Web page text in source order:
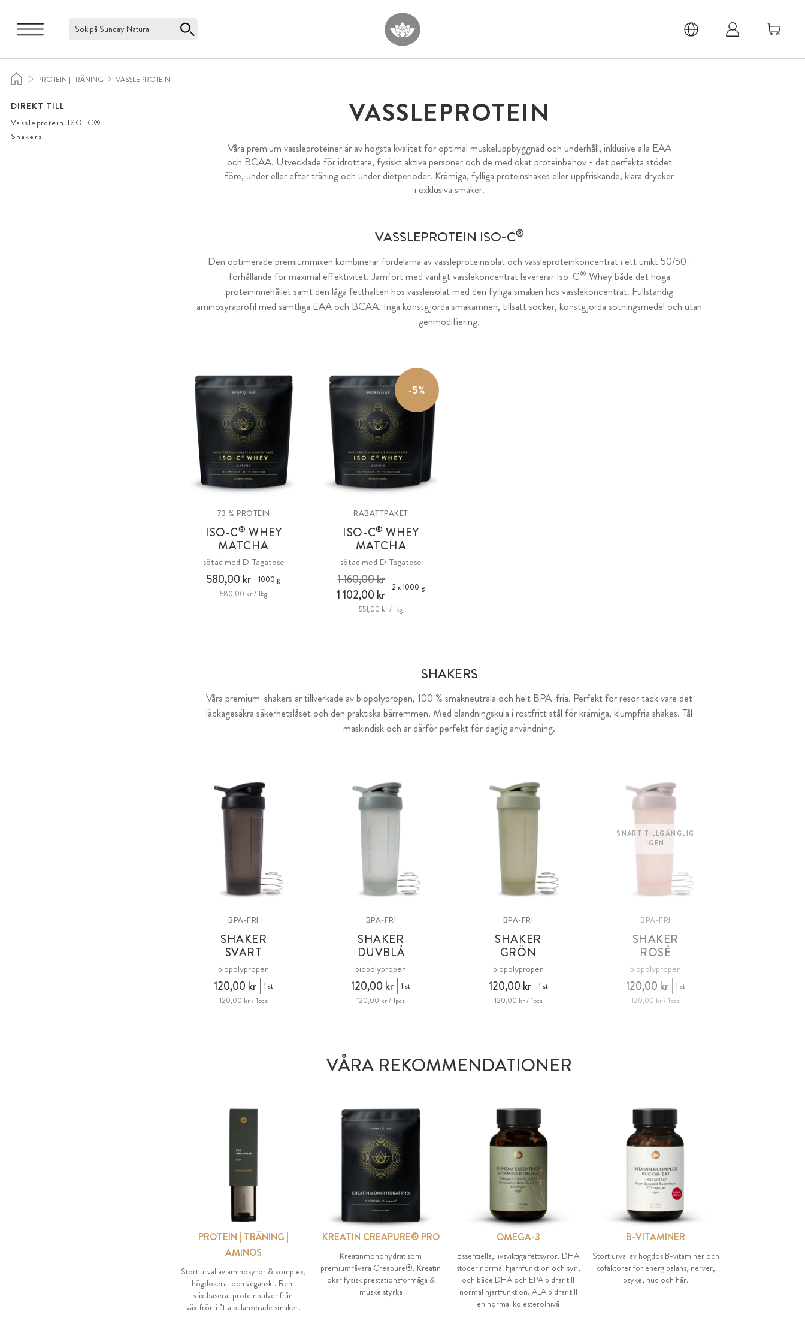
Sök på Sunday Natural
PROTEIN | TRÄNING VASSLEPROTEIN
VASSLEPROTEIN
Våra premium vassleproteiner är av högsta kvalitet för optimal muskeluppbyggnad och underhåll, inklusive alla EAA
och BCAA. Utvecklade för idrottare, fysiskt aktiva personer och de med ökat proteinbehov - det perfekta stödet
före, under eller efter träning och under dietperioder. Krämiga, fylliga proteinshakes eller uppfriskande, klara drycker
i exklusiva smaker.
VASSLEPROTEIN ISO-C®
Den optimerade premiummixen kombinerar fördelarna av vassleproteinisolat och vassleproteinkoncentrat i ett unikt 50/50-
förhållande för maximal effektivitet. Jämfört med vanligt vasslekoncentrat levererar Iso-C® Whey både det höga
proteininnehållet samt den låga fetthalten hos vassleisolat med den fylliga smaken hos vasslekoncentrat. Fullständig
aminosyraprofil med samtliga EAA och BCAA. Inga konstgjorda smakämnen, tillsatt socker, konstgjorda sötningsmedel och utan
genmodifiering.
73 % PROTEIN
ISO-C® WHEY
MATCHA
sötad med D-Tagatose
580,00 kr
1000 g
580,00 kr / 1kg
-5%
RABATTPAKET
ISO-C® WHEY
MATCHA
sötad med D-Tagatose
1 102,00 kr
1 160,00 kr 2 x 1000 g
551,00 kr / 1kg
SHAKERS
Våra premium-shakers är tillverkade av biopolypropen, 100 % smakneutrala och helt BPA-fria. Perfekt för resor tack vare det
läckagesäkra säkerhetslåset och den praktiska bärremmen. Med blandningskula i rostfritt stål för krämiga, klumpfria shakes. Tål
maskindisk och är därför perfekt för daglig användning.
BPA-FRI
SHAKER
SVART
biopolypropen
120,00 kr
1 st
120,00 kr / 1pcs
BPA-FRI
SHAKER
DUVBLÅ
biopolypropen
120,00 kr
1 st
120,00 kr / 1pcs
BPA-FRI
SHAKER
GRÖN
biopolypropen
120,00 kr
1 st
120,00 kr / 1pcs
SNART TILLGÄNGLIG
IGEN
BPA-FRI
SHAKER
ROSÉ
biopolypropen
120,00 kr
1 st
120,00 kr / 1pcs
VÅRA REKOMMENDATIONER
PROTEIN | TRÄNING |
AMINOS
Stort urval av aminosyror & komplex,
högdoserat och veganskt. Rent
växtbaserat proteinpulver från
växtfrön i åtta balanserade smaker.
KREATIN CREAPURE® PRO
Kreatinmonohydrat som
premiumråvara Creapure®. Kreatin
ökar fysisk prestationsförmåga &
muskelstyrka
OMEGA-3
Essentiella, livsviktiga fettsyror. DHA
stöder normal hjärnfunktion och syn,
och både DHA och EPA bidrar till
normal hjärtfunktion. ALA bidrar till
en normal kolesterolnivå
B-VITAMINER
Stort urval av högdos B-vitaminer och
kofaktorer för energibalans, nerver,
psyke, hud och hår.
DIREKT TILL
Vassleprotein ISO-C®
Shakers